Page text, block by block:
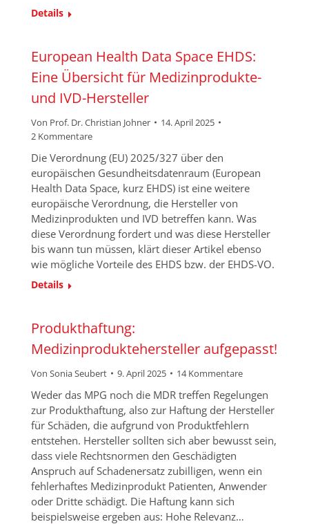
Details
European Health Data Space EHDS:
Eine Übersicht für Medizinprodukte-
und IVD-Hersteller
Von Prof. Dr. Christian Johner
14. April 2025
2 Kommentare
Die Verordnung (EU) 2025/327 über den
europäischen Gesundheitsdatenraum (European
Health Data Space, kurz EHDS) ist eine weitere
europäische Verordnung, die Hersteller von
Medizinprodukten und IVD betreffen kann. Was
diese Verordnung fordert und was diese Hersteller
bis wann tun müssen, klärt dieser Artikel ebenso
wie mögliche Vorteile des EHDS bzw. der EHDS-VO.
Details
Produkthaftung:
Medizinproduktehersteller aufgepasst!
Von Sonia Seubert 9. April 2025 14 Kommentare
Weder das MPG noch die MDR treffen Regelungen
zur Produkthaftung, also zur Haftung der Hersteller
für Schäden, die aufgrund von Produktfehlern
entstehen. Hersteller sollten sich aber bewusst sein,
dass viele Rechtsnormen den Geschädigten
Anspruch auf Schadenersatz zubilligen, wenn ein
fehlerhaftes Medizinprodukt Patienten, Anwender
oder Dritte schädigt. Die Haftung kann sich
beispielsweise ergeben aus: Hohe Relevanz…